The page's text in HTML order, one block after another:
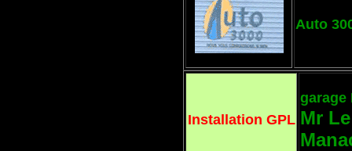
Auto
Installation GPL
garage
Mr Le